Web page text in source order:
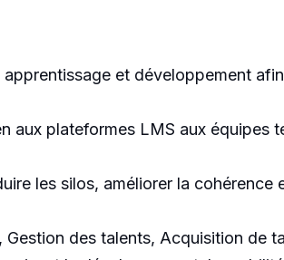
et développement
aux plateformes LMS aux équipes
les silos, améliorer la cohérence
des talents, Acquisition de